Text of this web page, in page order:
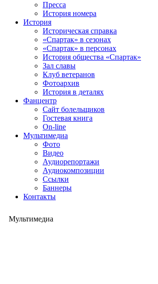
Пресса
История номера
История
Историческая справка
«Спартак» в сезонах
«Спартак» в персонах
История общества «Спартак»
Зал славы
Клуб ветеранов
Фотоархив
История в деталях
Фанцентр
Сайт болельщиков
Гостевая книга
On-line
Мультимедиа
Фото
Видео
Аудиорепортажи
Аудиокомпозиции
Ссылки
Баннеры
Контакты
Мультимедиа